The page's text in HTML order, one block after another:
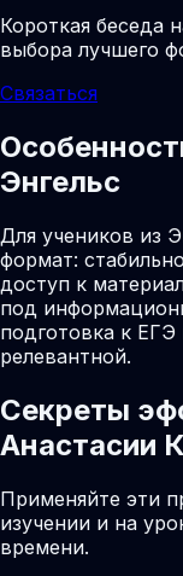
Короткая беседа
выбора лучшего
Связаться
Энгельс
Для учеников из
формат:
доступ к
под
подготовка к
релевантной.
Секреты
Анастасии
Применяйте эти
изучении и на
времени.